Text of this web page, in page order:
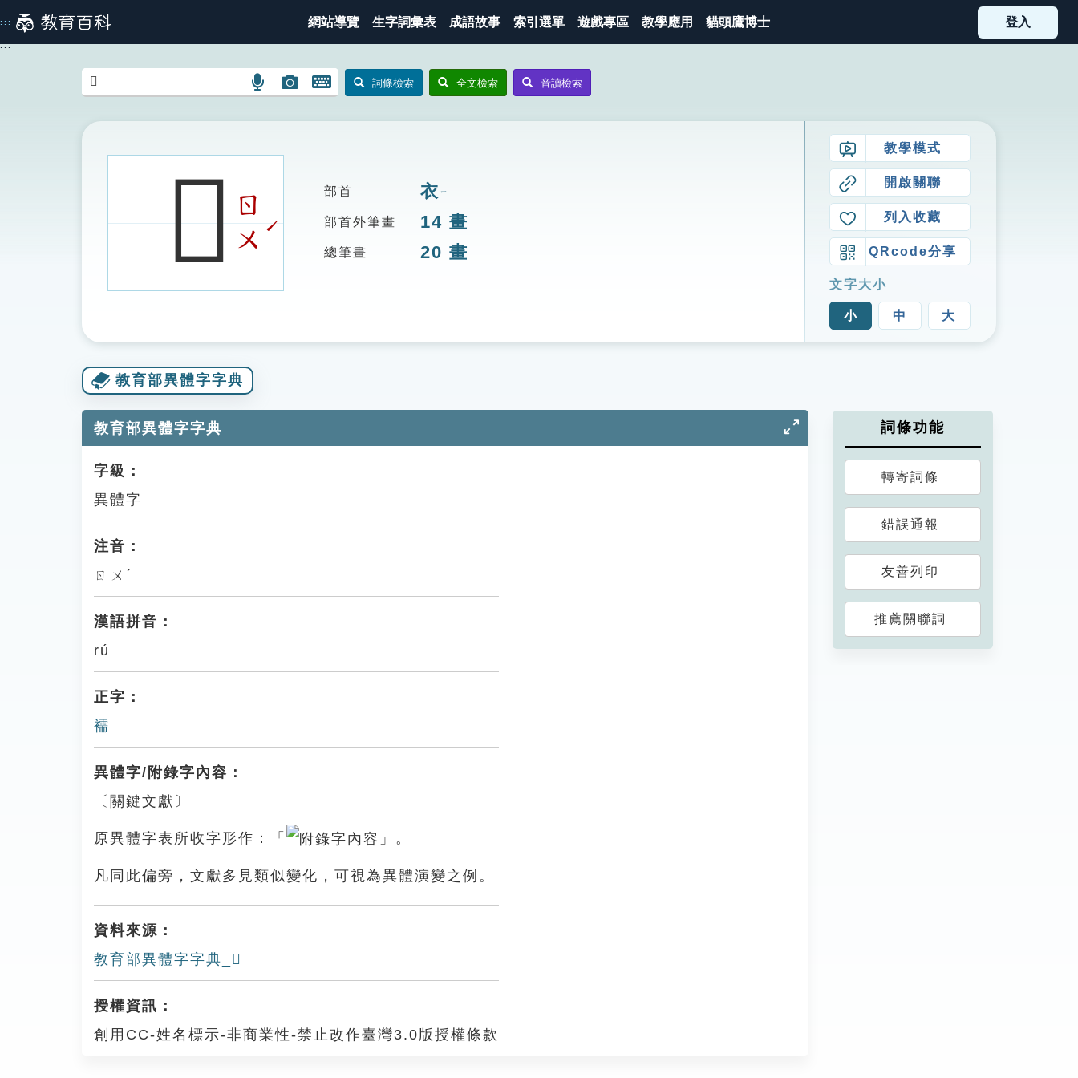
到
主
::: 網站導覽 生字詞彙表 成語故事 索引選單 遊戲專區 教學應用 貓頭鷹博士 登入
:::
語
搜
圖
圖
搜
開
鍵
詞條檢索 全文檢索 音讀檢索
𧞳ㄖ
ㄨ
ˊ
部首 衣 ㄧ
部首外筆畫 14 畫
總筆畫 20 畫
教學模式
開啟關聯
列入收藏
QRcode分享
文字大小
小 中 大
教育部異體字字典
教育部異體字字典
字級：
異體字
注音：
ㄖㄨˊ
漢語拼音：
rú
正字：
襦
異體字/附錄字內容：
〔關鍵文獻〕
原異體字表所收字形作：「 」。
凡同此偏旁，文獻多見類似變化，可視為異體演變之例。
資料來源：
教育部異體字字典_𧞳
授權資訊：
創用CC-姓名標示-非商業性-禁止改作臺灣3.0版授權條款
詞條功能
轉寄詞條
錯誤通報
友善列印
推薦關聯詞